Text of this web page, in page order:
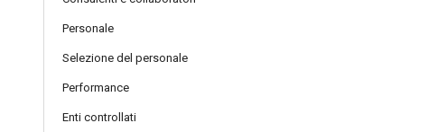
Personale
Selezione del personale
Performance
Enti controllati